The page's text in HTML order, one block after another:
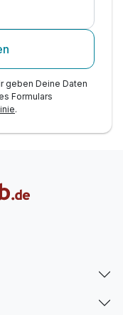
geben Deine Daten
Formulars
.